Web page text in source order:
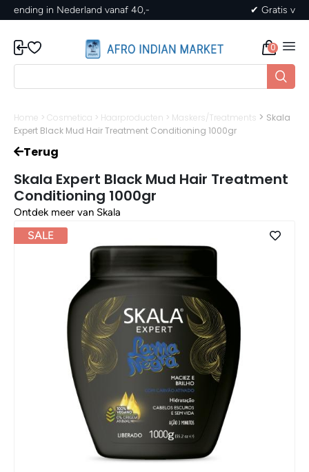
✔ Gratis verzending in Nederland vanaf 40,-
0
Home > Cosmetica > Haarproducten > Maskers/Treatments > Skala
Expert Black Mud Hair Treatment Conditioning 1000gr
Terug
Skala Expert Black Mud Hair Treatment
Conditioning 1000gr
Ontdek meer van Skala
SALE